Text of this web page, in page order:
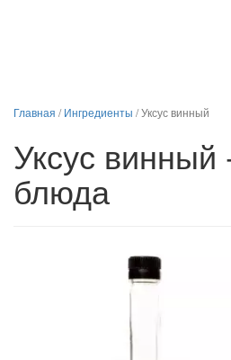
Главная /Ингредиенты /Уксус винный
Уксус
блюда